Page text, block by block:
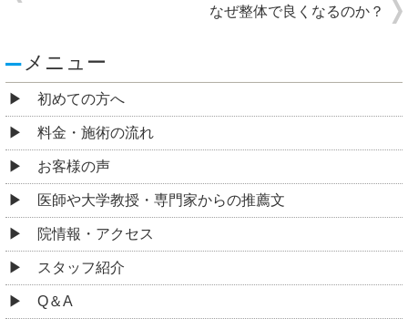
なぜ整体で良くなるのか？
メニュー
初めての方へ
料金・施術の流れ
お客様の声
医師や大学教授・専門家からの推薦文
院情報・アクセス
スタッフ紹介
Q＆A